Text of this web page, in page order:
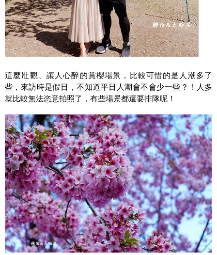
這麼壯觀、讓人心醉的賞櫻場景，比較可惜的是人潮多了
些，來訪時是假日，不知道平日人潮會不會少一些？！人多
就比較無法恣意拍照了，有些場景都還要排隊呢！